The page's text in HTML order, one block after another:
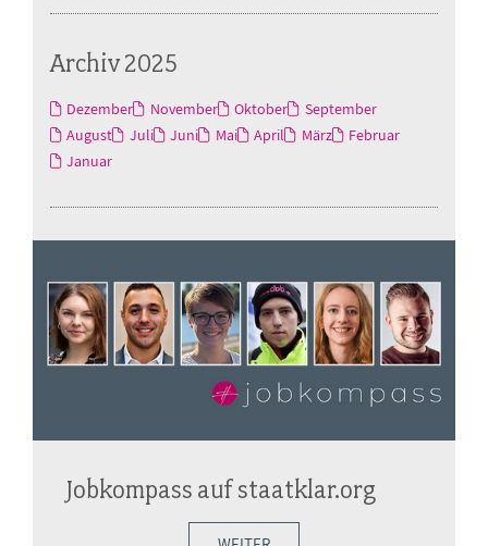
Archiv 2025
Dezember November Oktober
September
August
Juli Juni Mai April März
Februar
Januar
Jobkompass auf staatklar.org